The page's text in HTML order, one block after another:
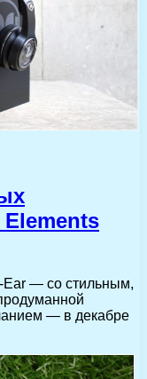
Ear — со стильным,
— в декабре